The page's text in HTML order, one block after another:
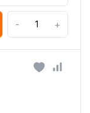
- +